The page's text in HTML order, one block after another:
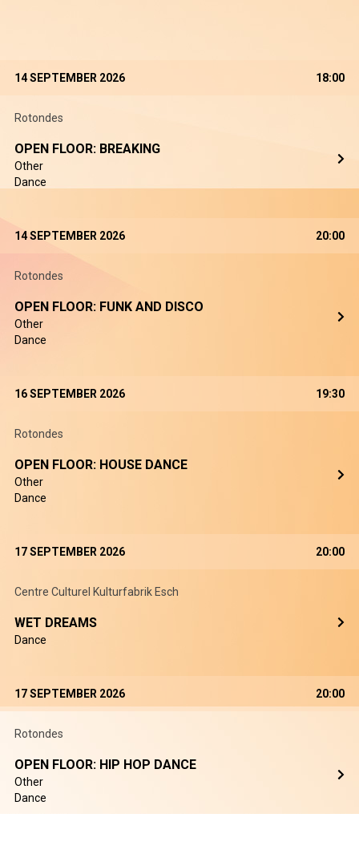
14 SEPTEMBER 2026 18:00
Rotondes
OPEN FLOOR: BREAKING
Other
Dance
14 SEPTEMBER 2026 20:00
Rotondes
OPEN FLOOR: FUNK AND DISCO
Other
Dance
16 SEPTEMBER 2026 19:30
Rotondes
OPEN FLOOR: HOUSE DANCE
Other
Dance
17 SEPTEMBER 2026 20:00
Centre Culturel Kulturfabrik Esch
WET DREAMS
Dance
17 SEPTEMBER 2026 20:00
Rotondes
OPEN FLOOR: HIP HOP DANCE
Other
Dance